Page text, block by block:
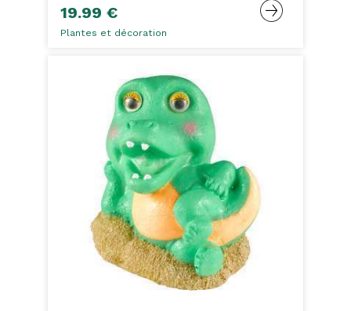
19.99 €
Plantes et décoration